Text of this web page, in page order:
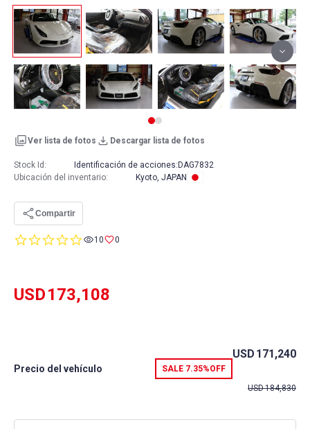
Ver lista de fotos Descargar lista de fotos
0.010 0
USD173,108
Precio del vehículo SALE 7.35%OFF
USD 171,240
USD184,830
Stock Id: Identificación de acciones: DAG7832
Ubicación del inventario: Kyoto, JAPAN
Compartir